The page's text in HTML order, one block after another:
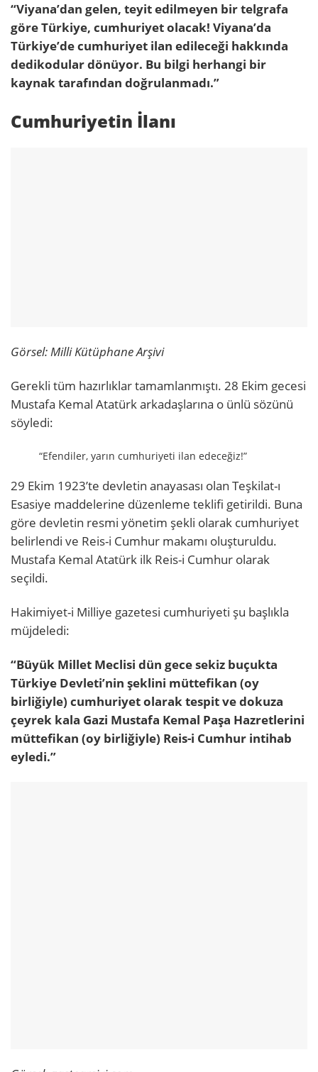
“Viyana’dan gelen, teyit edilmeyen bir telgrafa
göre Türkiye, cumhuriyet olacak! Viyana’da
Türkiye’de cumhuriyet ilan edileceği hakkında
dedikodular dönüyor. Bu bilgi herhangi bir
kaynak tarafından doğrulanmadı.”
Cumhuriyetin İlanı
Görsel: Milli Kütüphane Arşivi
Gerekli tüm hazırlıklar tamamlanmıştı. 28 Ekim gecesi
Mustafa Kemal Atatürk arkadaşlarına o ünlü sözünü
söyledi:
“Efendiler, yarın cumhuriyeti ilan edeceğiz!”
29 Ekim 1923’te devletin anayasası olan Teşkilat-ı
Esasiye maddelerine düzenleme teklifi getirildi. Buna
göre devletin resmi yönetim şekli olarak cumhuriyet
belirlendi ve Reis-i Cumhur makamı oluşturuldu.
Mustafa Kemal Atatürk ilk Reis-i Cumhur olarak
seçildi.
Hakimiyet-i Milliye gazetesi cumhuriyeti şu başlıkla
müjdeledi:
“Büyük Millet Meclisi dün gece sekiz buçukta
Türkiye Devleti’nin şeklini müttefikan (oy
birliğiyle) cumhuriyet olarak tespit ve dokuza
çeyrek kala Gazi Mustafa Kemal Paşa Hazretlerini
müttefikan (oy birliğiyle) Reis-i Cumhur intihab
eyledi.”